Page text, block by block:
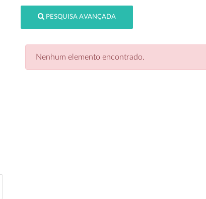
PESQUISA AVANÇADA
Nenhum elemento encontrado.